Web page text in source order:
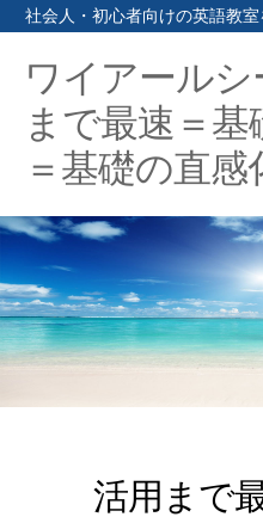
社会人・初心者向けの英語教